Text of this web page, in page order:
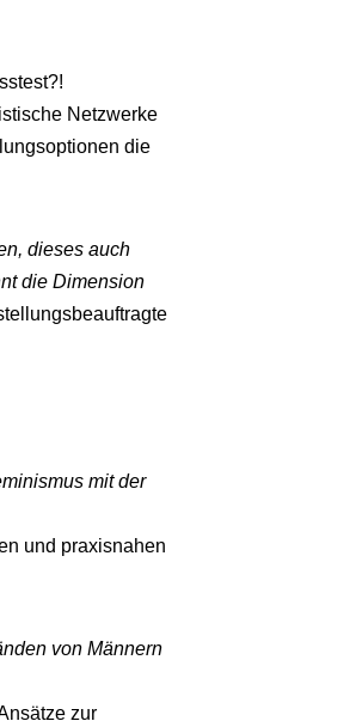
Netzwerke
die
dieses auch
die Dimension
mit der
und praxisnahen
von Männern
zur